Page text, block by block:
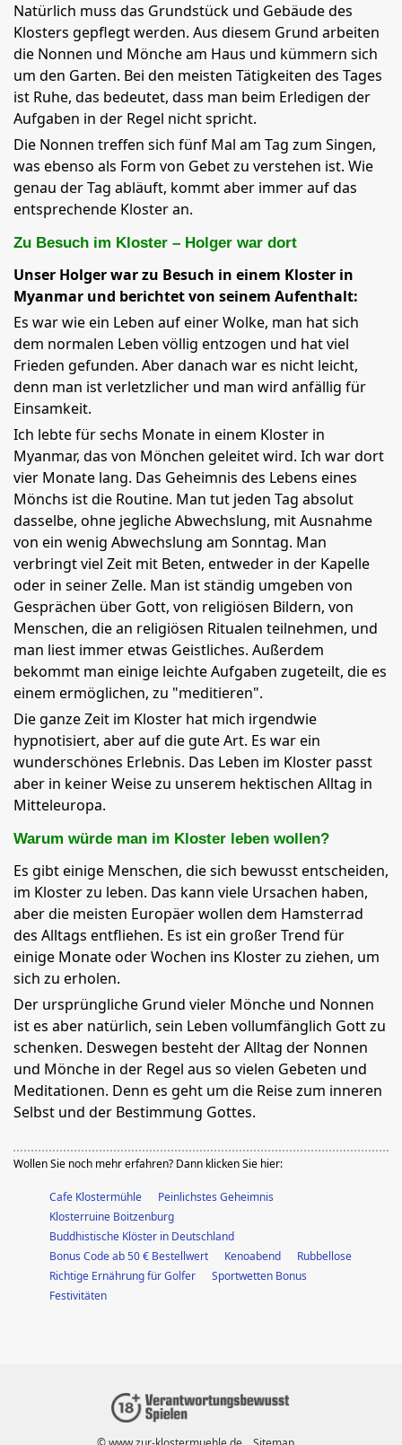
Natürlich muss das Grundstück und Gebäude des
Klosters gepflegt werden. Aus diesem Grund arbeiten
die Nonnen und Mönche am Haus und kümmern sich
um den Garten. Bei den meisten Tätigkeiten des Tages
ist Ruhe, das bedeutet, dass man beim Erledigen der
Aufgaben in der Regel nicht spricht.
Die Nonnen treffen sich fünf Mal am Tag zum Singen,
was ebenso als Form von Gebet zu verstehen ist. Wie
genau der Tag abläuft, kommt aber immer auf das
entsprechende Kloster an.
Zu Besuch im Kloster – Holger war dort
Unser Holger war zu Besuch in einem Kloster in
Myanmar und berichtet von seinem Aufenthalt:
Es war wie ein Leben auf einer Wolke, man hat sich
dem normalen Leben völlig entzogen und hat viel
Frieden gefunden. Aber danach war es nicht leicht,
denn man ist verletzlicher und man wird anfällig für
Einsamkeit.
Ich lebte für sechs Monate in einem Kloster in
Myanmar, das von Mönchen geleitet wird. Ich war dort
vier Monate lang. Das Geheimnis des Lebens eines
Mönchs ist die Routine. Man tut jeden Tag absolut
dasselbe, ohne jegliche Abwechslung, mit Ausnahme
von ein wenig Abwechslung am Sonntag. Man
verbringt viel Zeit mit Beten, entweder in der Kapelle
oder in seiner Zelle. Man ist ständig umgeben von
Gesprächen über Gott, von religiösen Bildern, von
Menschen, die an religiösen Ritualen teilnehmen, und
man liest immer etwas Geistliches. Außerdem
bekommt man einige leichte Aufgaben zugeteilt, die es
einem ermöglichen, zu "meditieren".
Die ganze Zeit im Kloster hat mich irgendwie
hypnotisiert, aber auf die gute Art. Es war ein
wunderschönes Erlebnis. Das Leben im Kloster passt
aber in keiner Weise zu unserem hektischen Alltag in
Mitteleuropa.
Warum würde man im Kloster leben wollen?
Es gibt einige Menschen, die sich bewusst entscheiden,
im Kloster zu leben. Das kann viele Ursachen haben,
aber die meisten Europäer wollen dem Hamsterrad
des Alltags entfliehen. Es ist ein großer Trend für
einige Monate oder Wochen ins Kloster zu ziehen, um
sich zu erholen.
Der ursprüngliche Grund vieler Mönche und Nonnen
ist es aber natürlich, sein Leben vollumfänglich Gott zu
schenken. Deswegen besteht der Alltag der Nonnen
und Mönche in der Regel aus so vielen Gebeten und
Meditationen. Denn es geht um die Reise zum inneren
Selbst und der Bestimmung Gottes.
Wollen Sie noch mehr erfahren? Dann klicken Sie hier:
Cafe Klostermühle
Peinlichstes Geheimnis
Klosterruine Boitzenburg
Buddhistische Klöster in Deutschland
Bonus Code ab 50 € Bestellwert
Kenoabend
Rubbellose
Richtige Ernährung für Golfer
Sportwetten Bonus
Festivitäten